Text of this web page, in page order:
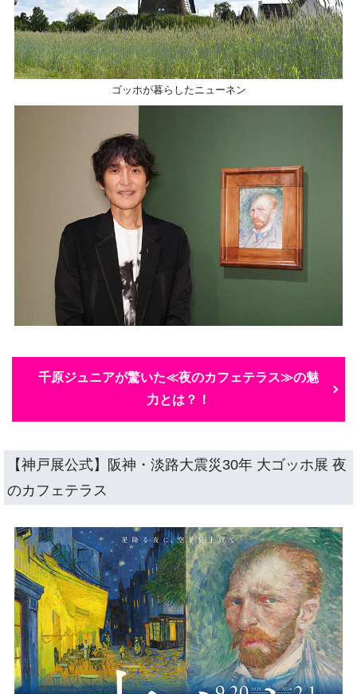
ゴッホが暮らしたニューネン
千原ジュニアが驚いた≪夜のカフェテラス≫の魅
力とは？！
【神戸展公式】阪神・淡路大震災30年 大ゴッホ展 夜
のカフェテラス